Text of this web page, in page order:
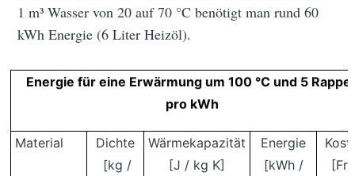
1 m³ Wasser von 20 auf 70 °C benötigt man rund 60
kWh Energie (6 Liter Heizöl).
Energie für eine Erwärmung um 100 °C und 5
pro kWh
Material
Dichte
[kg /
Wärmekapazität
[J / kg K]
Energie
[kWh /
[Fr.